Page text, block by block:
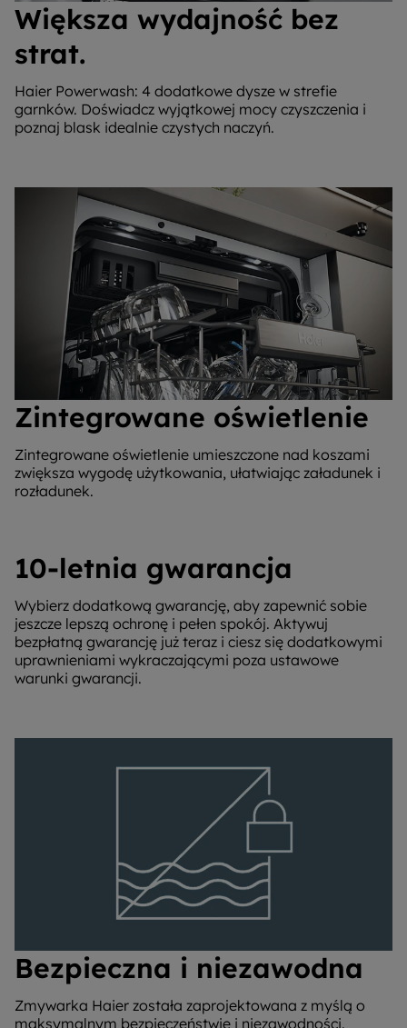
Większa wydajność bez
strat.
Haier Powerwash: 4 dodatkowe dysze w strefie
garnków. Doświadcz wyjątkowej mocy czyszczenia i
poznaj blask idealnie czystych naczyń.
Zintegrowane oświetlenie
Zintegrowane oświetlenie umieszczone nad koszami
zwiększa wygodę użytkowania, ułatwiając załadunek i
rozładunek.
10-letnia gwarancja
Wybierz dodatkową gwarancję, aby zapewnić sobie
jeszcze lepszą ochronę i pełen spokój. Aktywuj
bezpłatną gwarancję już teraz i ciesz się dodatkowymi
uprawnieniami wykraczającymi poza ustawowe
warunki gwarancji.
Bezpieczna i niezawodna
Zmywarka Haier została zaprojektowana z myślą o
maksymalnym bezpieczeństwie i niezawodności.